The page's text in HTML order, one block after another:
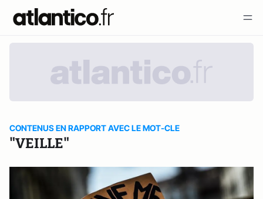
CONTENUS EN RAPPORT AVEC LE MOT-CLE
"VEILLE"